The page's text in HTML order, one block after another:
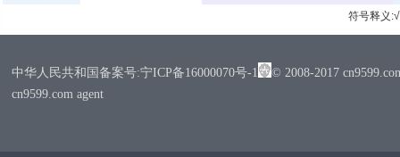
符号释义
中华人民共和国备案号:宁ICP备16000070号-1
© 2008-2017
cn9599.com agent